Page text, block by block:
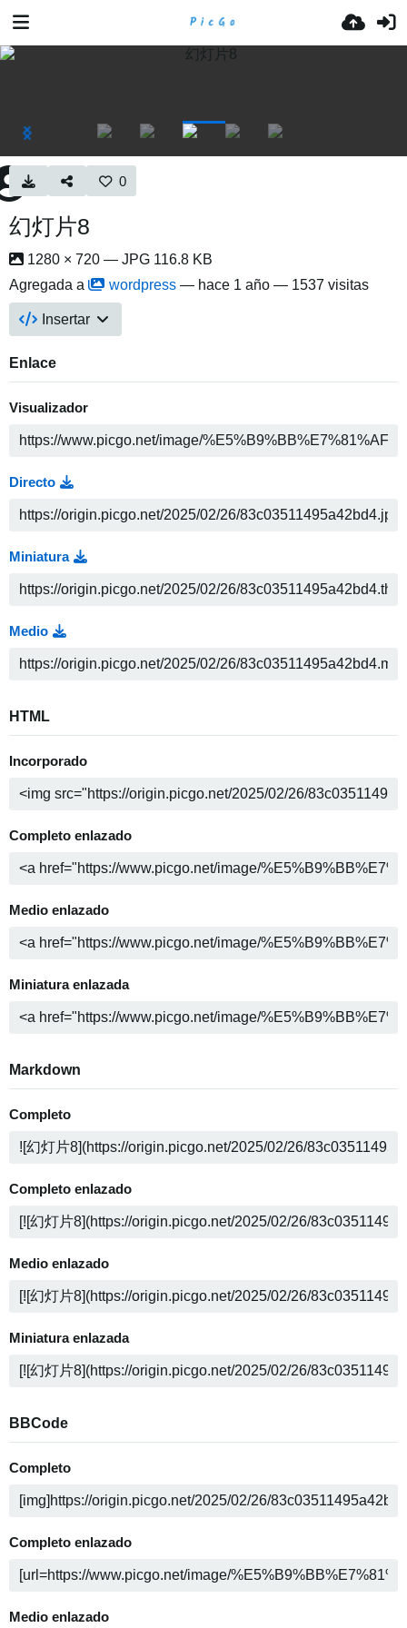
0
幻灯片8
1280 × 720 — JPG 116.8 KB
Agregada a
wordpress — hace 1 año — 1537 visitas
Insertar
Enlace
Visualizador
Directo
Miniatura
Medio
HTML
Incorporado
Completo enlazado
Medio enlazado
Miniatura enlazada
Markdown
Completo
Completo enlazado
Medio enlazado
Miniatura enlazada
BBCode
Completo
Completo enlazado
Medio enlazado